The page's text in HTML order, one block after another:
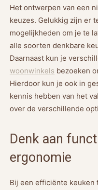
Het ontwerpen van een
keuzes. Gelukkig zijn er
mogelijkheden om je te
alle soorten denkbare
Daarnaast kun je
woonwinkels bezoeken
Hierdoor kun je ook in
kennis hebben van het
over de verschillende
Denk aan
ergonomie
Bij een efficiënte